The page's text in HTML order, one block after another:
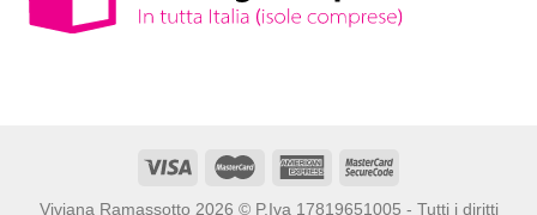
Viviana Ramassotto 2026 © P.Iva 17819651005 - Tutti i diritti